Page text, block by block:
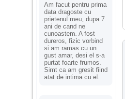
Am facut pentru prima
data dragoste cu
prietenul meu, dupa 7
ani de cand ne
cunoastem. A fost
dureros, fizic vorbind
si am ramas cu un
gust amar, desi el s-a
purtat foarte frumos.
Simt ca am gresit fiind
atat de intima cu el.